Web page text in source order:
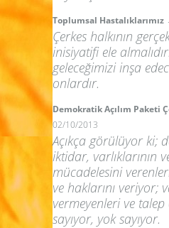
Toplumsal Hastalıklarımız
Çerkes halkının
inisiyatifi ele
geleceğimizi inşa
onlardır.
Demokratik Açılım Paketi
02/10/2013
Açıkça görülüyor ki;
iktidar, varlıklarının
mücadelesini
ve haklarını veriyor;
vermeyenleri ve
sayıyor, yok sayıyor.